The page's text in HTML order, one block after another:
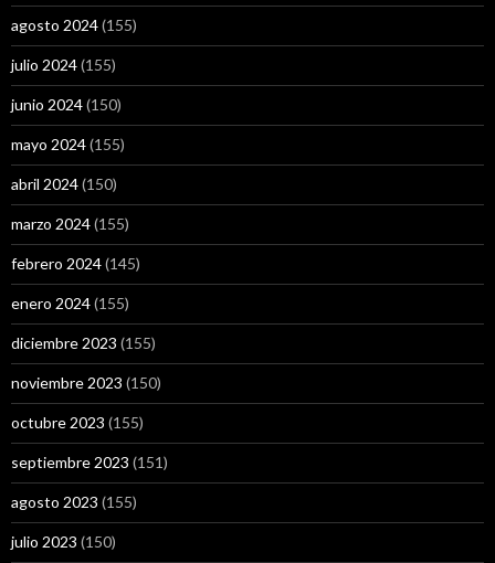
agosto 2024(155)
julio 2024(155)
junio 2024(150)
mayo 2024(155)
abril 2024(150)
marzo 2024(155)
febrero 2024(145)
enero 2024(155)
diciembre 2023 (155)
noviembre 2023 (150)
octubre 2023 (155)
septiembre 2023 (151)
agosto 2023 (155)
julio 2023 (150)